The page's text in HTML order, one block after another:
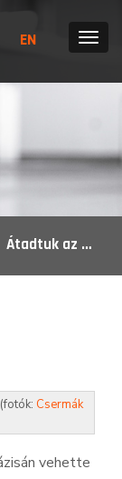
EN MENÜ
Átadtuk az AMTS 2023 nyereményautóját!
Csermák
vehette